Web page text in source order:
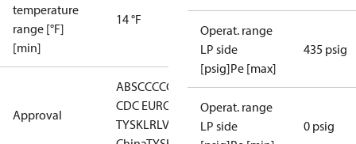
temperature
range [°F]
[min]
14 °F
Approval
ABSCCCCCS CEEACGLKRSLLC
CDC EURO-
TYSKLRLVD RINARoHS
Operat. range
LP side
[psig]Pe [max]
435 psig
Operat. range
LP side
0 psig